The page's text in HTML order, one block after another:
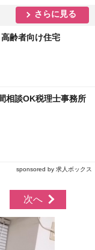
さらに見る
齢者向け住宅
相談OK税理士事務所
sponsored by 求人ボックス
次へ